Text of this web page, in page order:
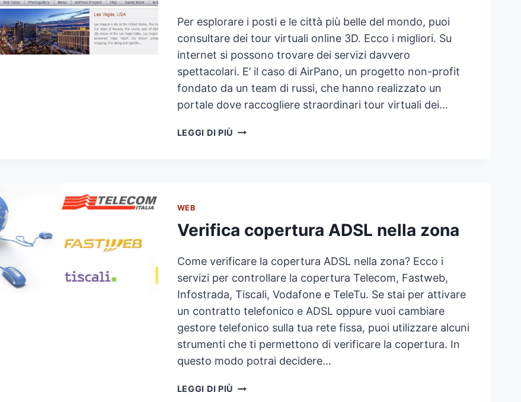
Per esplorare i posti e le città più belle del mondo, puoi
consultare dei tour virtuali online 3D. Ecco i migliori. Su
internet si possono trovare dei servizi davvero
spettacolari. E’ il caso di AirPano, un progetto non-profit
fondato da un team di russi, che hanno realizzato un
portale dove raccogliere straordinari tour virtuali dei…
LEGGI DI PIÙ TOUR
WEB
Verifica copertura ADSL nella zona
Come verificare la copertura ADSL nella zona? Ecco i
servizi per controllare la copertura Telecom, Fastweb,
Infostrada, Tiscali, Vodafone e TeleTu. Se stai per attivare
un contratto telefonico e ADSL oppure vuoi cambiare
gestore telefonico sulla tua rete fissa, puoi utilizzare alcuni
strumenti che ti permettono di verificare la copertura. In
questo modo potrai decidere…
LEGGI DI PIÙ VERIFICA